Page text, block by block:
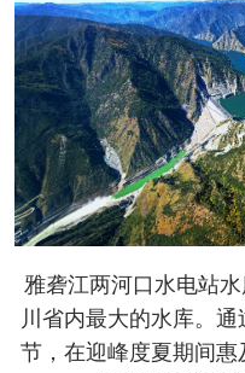
雅砻江两河口水电站
川省内最大的水库。
节，在迎峰度夏期间